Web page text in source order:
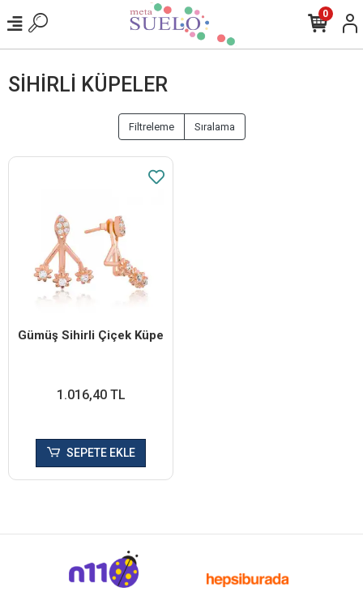
0
SIHIRLI KÜPELER
Filtreleme Sıralama
Gümüş Sihirli Çiçek Küpe
1.016,40 TL
SEPETE EKLE